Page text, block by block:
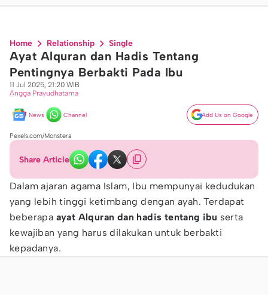
Home Relationship Single
Ayat Alquran dan Hadis Tentang
Pentingnya Berbakti Pada Ibu
11 Jul 2025, 21:20 WIB
Angga Prayudhatama
News Channel Add Us on Google
Pexels.com/Monstera
Share Article
Dalam ajaran agama Islam, Ibu mempunyai kedudukan
yang lebih tinggi ketimbang dengan ayah. Terdapat
beberapa ayat Alquran dan hadis tentang ibu serta
kewajiban yang harus dilakukan untuk berbakti
kepadanya.